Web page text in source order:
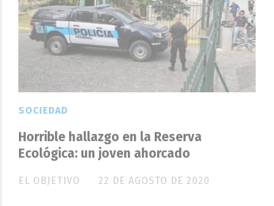
Horrible hallazgo en la Reserva
Ecológica: un joven ahorcado
EL OBJETIVO
SOCIEDAD
22 DE AGOSTO DE 2020